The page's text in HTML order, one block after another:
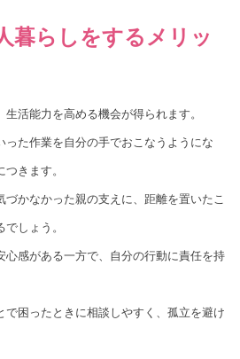
暮らしをするメリッ
活能力を高める機会が得られます。
った作業を自分の手でおこなうようにな
きます。
づかなかった親の支えに、距離を置いたこ
しょう。
心感がある一方で、自分の行動に責任を持
で困ったときに相談しやすく、孤立を避け